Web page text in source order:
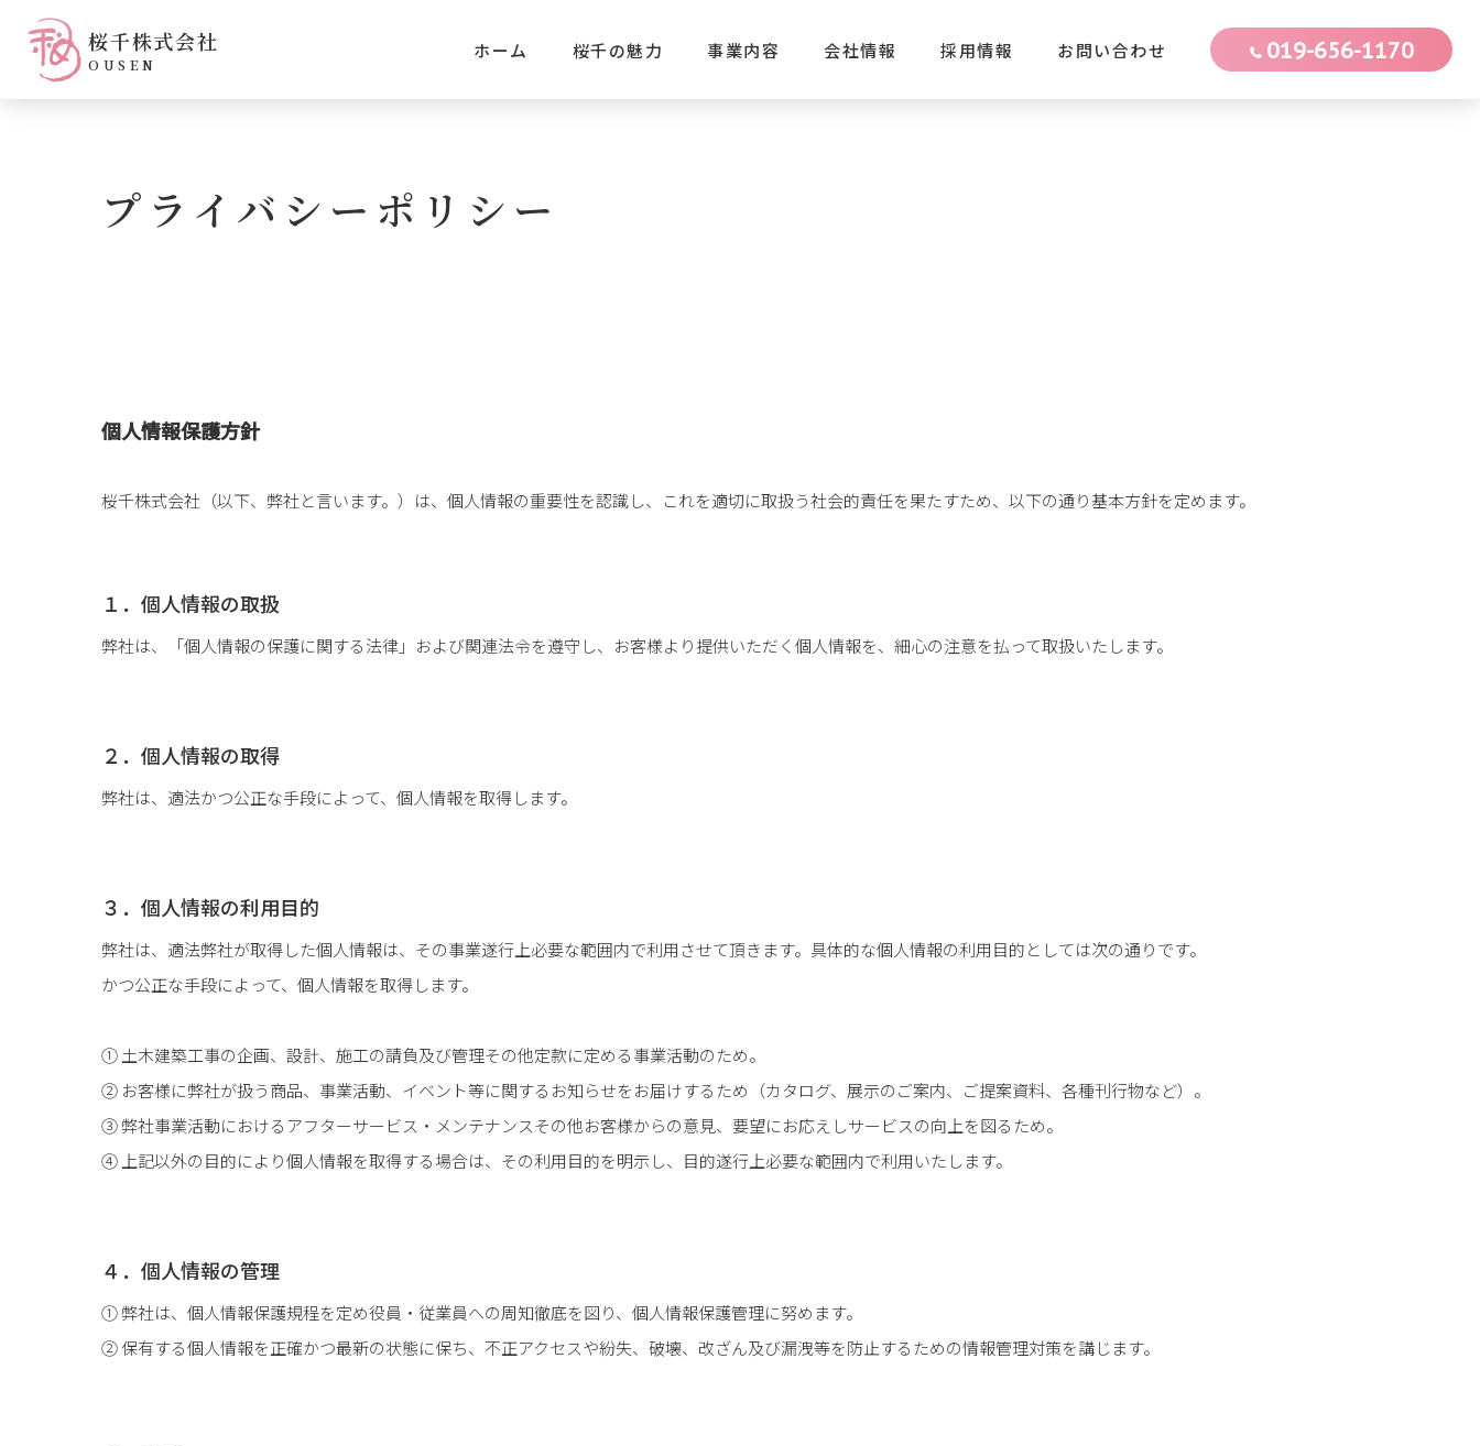
桜千株式会社
OUSEN
ホーム 桜千の魅力 事業内容 会社情報 採用情報 お問い合わせ 019-656-1170
プライバシーポリシー
個人情報保護方針
桜千株式会社（以下、弊社と言います。）は、個人情報の重要性を認識し、これを適切に取扱う社会的責任を果たすため、以下の通り基本方針を定めます。
１．個人情報の取扱
弊社は、「個人情報の保護に関する法律」および関連法令を遵守し、お客様より提供いただく個人情報を、細心の注意を払って取扱いたします。
２．個人情報の取得
弊社は、適法かつ公正な手段によって、個人情報を取得します。
３．個人情報の利用目的
弊社は、適法弊社が取得した個人情報は、その事業遂行上必要な範囲内で利用させて頂きます。具体的な個人情報の利用目的としては次の通りです。
かつ公正な手段によって、個人情報を取得します。
① 土木建築工事の企画、設計、施工の請負及び管理その他定款に定める事業活動のため。
② お客様に弊社が扱う商品、事業活動、イベント等に関するお知らせをお届けするため（カタログ、展示のご案内、ご提案資料、各種刊行物など）。
③ 弊社事業活動におけるアフターサービス・メンテナンスその他お客様からの意見、要望にお応えしサービスの向上を図るため。
④ 上記以外の目的により個人情報を取得する場合は、その利用目的を明示し、目的遂行上必要な範囲内で利用いたします。
４．個人情報の管理
① 弊社は、個人情報保護規程を定め役員・従業員への周知徹底を図り、個人情報保護管理に努めます。
② 保有する個人情報を正確かつ最新の状態に保ち、不正アクセスや紛失、破壊、改ざん及び漏洩等を防止するための情報管理対策を講じます。